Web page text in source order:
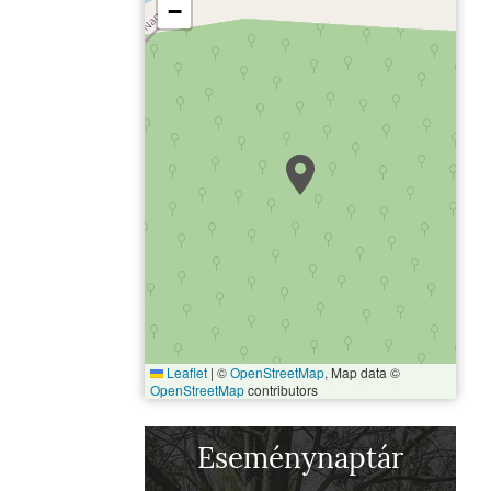
−
Leaflet | ©OpenStreetMap, Map data ©
OpenStreetMapcontributors
Eseménynaptár